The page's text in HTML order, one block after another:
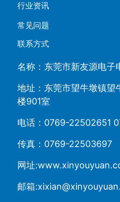
行业资讯
常见问题
联系方式
名称：东莞市新友源电子
地址：东莞市望牛墩镇望
楼901室
电话：0769-22502651
传真：0769-22503697
网址
邮箱